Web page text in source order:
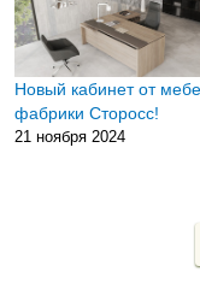
Новый кабинет от
фабрики Сторосс!
21 ноября 2024